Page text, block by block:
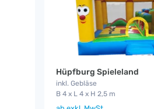
Hüpfburg Spieleland
inkl. Gebläse
B 4 x L 4 x H 2,5 m